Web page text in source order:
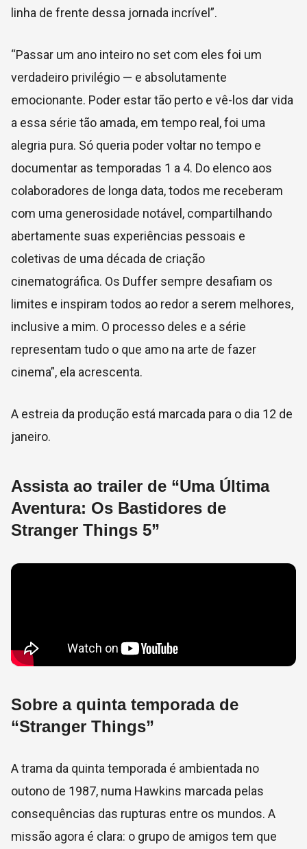
linha de frente dessa jornada incrível”.
“Passar um ano inteiro no set com eles foi um
verdadeiro privilégio — e absolutamente
emocionante. Poder estar tão perto e vê-los dar vida
a essa série tão amada, em tempo real, foi uma
alegria pura. Só queria poder voltar no tempo e
documentar as temporadas 1 a 4. Do elenco aos
colaboradores de longa data, todos me receberam
com uma generosidade notável, compartilhando
abertamente suas experiências pessoais e
coletivas de uma década de criação
cinematográfica. Os Duffer sempre desafiam os
limites e inspiram todos ao redor a serem melhores,
inclusive a mim. O processo deles e a série
representam tudo o que amo na arte de fazer
cinema”, ela acrescenta.
A estreia da produção está marcada para o dia 12 de
janeiro.
Assista ao trailer de “Uma Última
Aventura: Os Bastidores de
Stranger Things 5”
Sobre a quinta temporada de
“Stranger Things”
A trama da quinta temporada é ambientada no
outono de 1987, numa Hawkins marcada pelas
consequências das rupturas entre os mundos. A
missão agora é clara: o grupo de amigos tem que